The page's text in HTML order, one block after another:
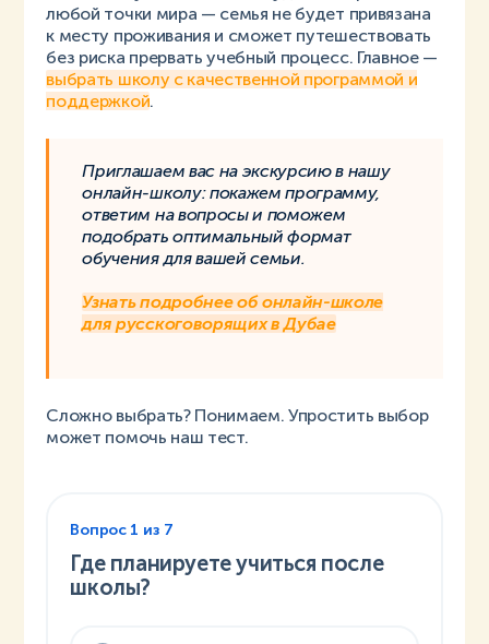
любой точки мира — семья не будет привязана
к месту проживания и сможет путешествовать
без риска прервать учебный процесс. Главное —
выбрать школу с качественной программой и
поддержкой.
Приглашаем вас на экскурсию в нашу
онлайн-школу: покажем программу,
ответим на вопросы и поможем
подобрать оптимальный формат
обучения для вашей семьи.
Узнать подробнее об онлайн-школе
для русскоговорящих в Дубае
Сложно выбрать? Понимаем. Упростить выбор
может помочь наш тест.
Вопрос 1 из 7
Где планируете учиться после
школы?